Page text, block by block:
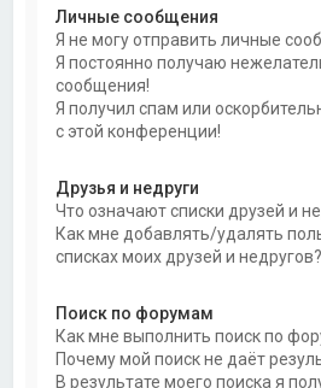
Личные сообщения
Я не могу отправить личные
Я постоянно получаю
сообщения!
Я получил спам или
с этой конференции!
Друзья и недруги
Что означают списки друзей и
Как мне добавлять/удалять
списках моих друзей и недругов?
Поиск по форумам
Как мне выполнить поиск по
Почему мой поиск не даёт
В результате моего поиска я